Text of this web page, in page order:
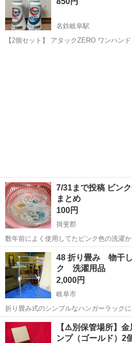
名鉄岐阜駅
【2個セット】 アタックZERO ワンハンドタイプ 普通用1個 部屋干し
7/31まで投稿 ビン
まとめ
100円
揖斐郡
数年前によく使用してたピンク色の洗濯
すが、比較的綺麗に思えます。 今は使用しないので、丸ハンガーより
外した洗濯ばさみと一緒にお譲りします
能です。 お取引場所 ファ...
岐阜 揖斐郡 洗濯用品 かご
48 折り畳み 物干
ク 洗濯用品
2,000円
岐阜市
折り畳み式のシンプルなハンガーラックになります。
較的、キレイな商品だと個人的には思います。 室内干しや、
岐阜 岐阜市 洗濯用品 ラック
【⚠️別保管場所】
ンプ（ゴールド）2